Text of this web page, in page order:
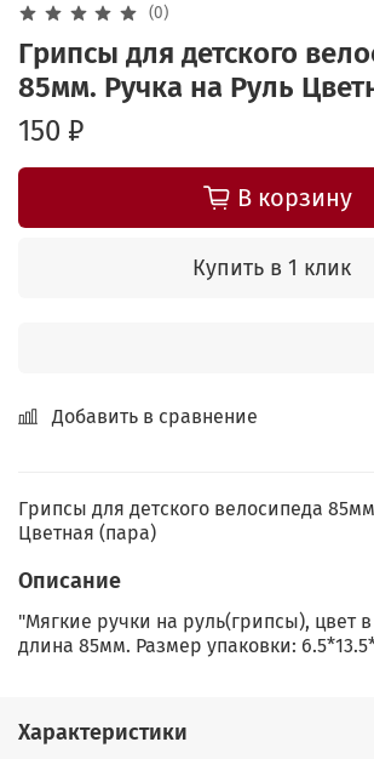
(0)
Грипсы для детского
85мм. Ручка на Руль
150 ₽
В корзину
Купить в 1 клик
Добавить в сравнение
Грипсы для детского велосипеда
Цветная (пара)
Описание
"Мягкие ручки на руль(грипсы), цвет
длина 85мм. Размер упаковки:
Характеристики